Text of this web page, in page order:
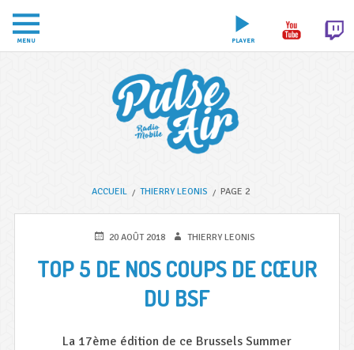
contenu
MENU PLAYER
PULSE
AIR
L
a
n
o
u
v
e
D'ARIANE
ACCUEIL THIERRY LEONIS PAGE 2
PUBLIÉ20 AOÛT 2018 AUTEUR
THIERRY LEONIS
TOP 5 DE NOS COUPS DE CŒUR
DU BSF
La 17ème édition de ce Brussels Summer